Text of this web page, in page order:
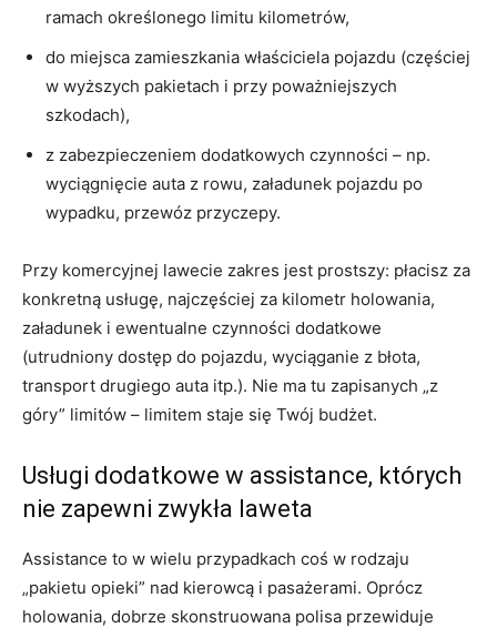
ramach określonego limitu kilometrów,
do miejsca zamieszkania właściciela pojazdu (częściej
w wyższych pakietach i przy poważniejszych
szkodach),
z zabezpieczeniem dodatkowych czynności – np.
wyciągnięcie auta z rowu, załadunek pojazdu po
wypadku, przewóz przyczepy.
Przy komercyjnej lawecie zakres jest prostszy: płacisz za
konkretną usługę, najczęściej za kilometr holowania,
załadunek i ewentualne czynności dodatkowe
(utrudniony dostęp do pojazdu, wyciąganie z błota,
transport drugiego auta itp.). Nie ma tu zapisanych „z
góry” limitów – limitem staje się Twój budżet.
Usługi dodatkowe w assistance, których
nie zapewni zwykła laweta
Assistance to w wielu przypadkach coś w rodzaju
„pakietu opieki” nad kierowcą i pasażerami. Oprócz
holowania, dobrze skonstruowana polisa przewiduje